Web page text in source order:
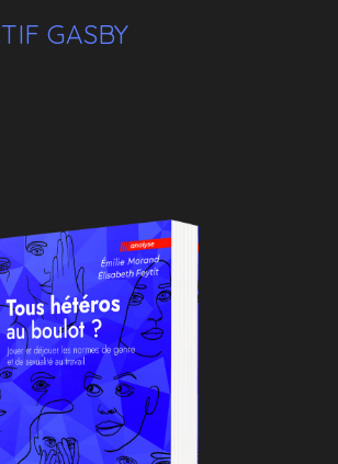
GASBY